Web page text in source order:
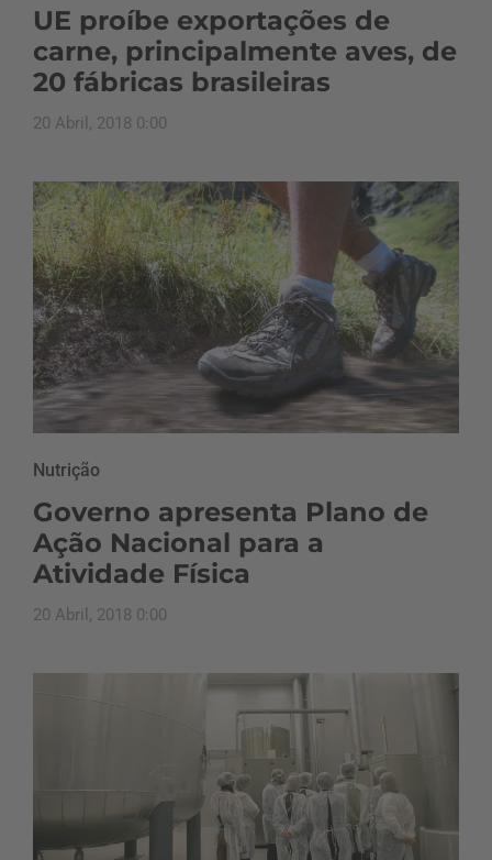
UE proíbe exportações de
carne, principalmente aves, de
20 fábricas brasileiras
20 Abril, 2018 0:00
Nutrição
Governo apresenta Plano de
Ação Nacional para a
Atividade Física
20 Abril, 2018 0:00